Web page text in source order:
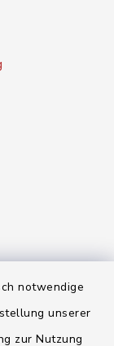
notwendige
unserer
zur Nutzung